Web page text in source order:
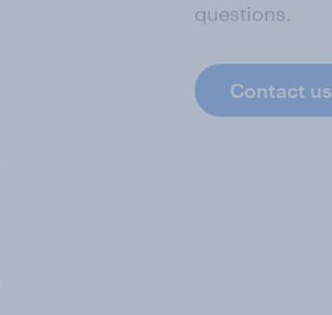
questions.
Contact us